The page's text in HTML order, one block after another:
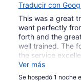
Traducir con
This was a great
went perfectly
forth and the
well trained. The
the service
great shower and
stay here. Well
Ver más
Se hospedó 1 noche